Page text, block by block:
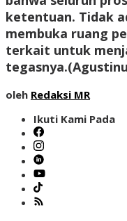
ketentuan. Tidak
membuka ruang
terkait untuk
tegasnya.(
oleh Redaksi MR
Ikuti Kami Pada